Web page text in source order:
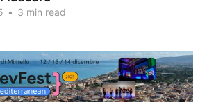
• 3 min read